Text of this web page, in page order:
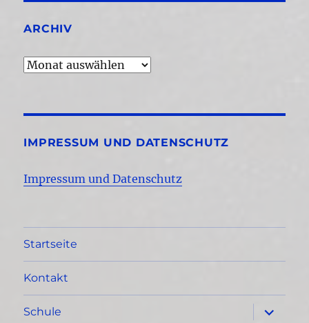
ARCHIV
Archiv
IMPRESSUM UND DATENSCHUTZ
Impressum und Datenschutz
Startseite
Kontakt
Schule
öffnen